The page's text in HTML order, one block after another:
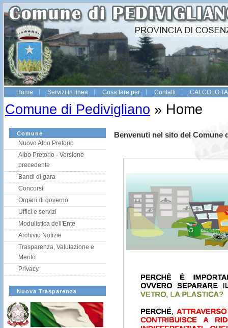
Home Servizi in linea Cosa fare per Contatti
CALCOLO
Comune di Pedivigliano » Home
Comune
Nuovo Albo Pretorio
Albo Pretorio - Versione
precedente
Bandi di gara
Concorsi
Organi di governo
Uffici e servizi
Modulistica dell'Ente
Archivio Notizie
Trasparenza, Valutazione e
Merito
Privacy
Nuova Trasparenza
Benvenuti nel sito del Comune